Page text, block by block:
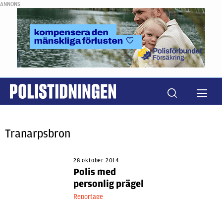
ANNONS
Tranarpsbron
28 oktober 2014
Polis med
personlig prägel
Reportage